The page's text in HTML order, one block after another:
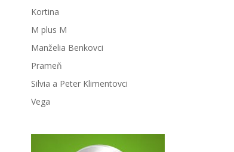
Kortina
M plus M
Manželia Benkovci
Prameň
Silvia a Peter Klimentovci
Vega